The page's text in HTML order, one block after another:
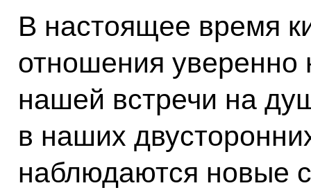
В настоящее время
отношения
нашей встречи на
в наших
наблюдаются новые